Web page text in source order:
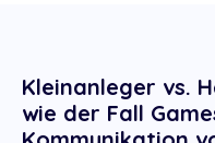
Kleinanleger vs.
wie der Fall